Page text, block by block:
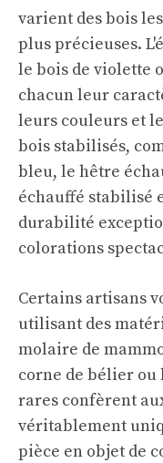
varient des bois
plus précieuses.
le bois de violette
chacun leur
leurs couleurs et
bois stabilisés,
bleu, le hêtre
échauffé stabilisé
durabilité
colorations
Certains artisans
utilisant des
molaire de
corne de bélier ou
rares confèrent
véritablement
pièce en objet de